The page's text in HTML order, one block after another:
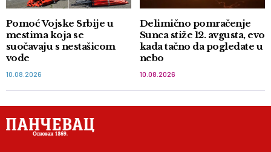
Pomoć Vojske Srbije u
mestima koja se
suočavaju s nestašicom
vode
10.08.2026
Delimično pomračenje
Sunca stiže 12. avgusta, evo
kada tačno da pogledate u
nebo
10.08.2026